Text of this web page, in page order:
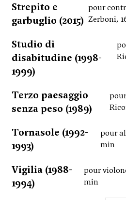
Strepito e
garbuglio (2015)
pour
Zerboni,
Studio di
disabitudine (1998-
1999)
Terzo paesaggio
senza peso (1989)
Tornasole (1992-
1993)
pour
min
Vigilia (1988-
1994)
pour
min